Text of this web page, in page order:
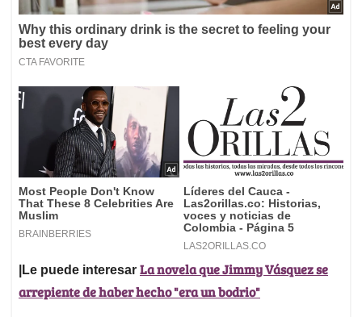
|Le puede interesar La novela que Jimmy Vásquez se
arrepiente de haber hecho "era un bodrio"